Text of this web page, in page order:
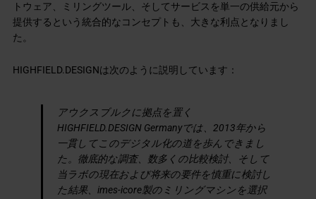
トウェア、ミリングツール、そしてサービスを単一の供給元から
提供するという統合的なコンセプトも、大きな利点となりまし
た。
HIGHFIELD.DESIGNは次のように説明しています：
アウクスブルクに拠点を置く
HIGHFIELD.DESIGN Germanyでは、2013年から
一貫してこのデジタル化の道を歩んできまし
た。徹底的な調査、数多くの比較検討、そして
当ラボの現在および将来の要件を慎重に検討し
た結果、imes-icore製のミリングマシンを選択